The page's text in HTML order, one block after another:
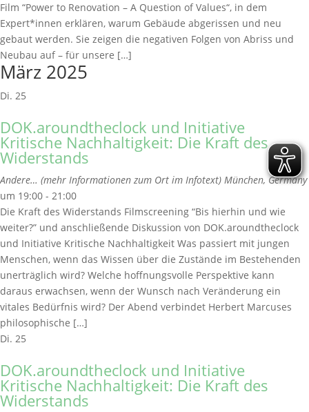
Film “Power to Renovation – A Question of Values“, in dem
Expert*innen erklären, warum Gebäude abgerissen und neu
gebaut werden. Sie zeigen die negativen Folgen von Abriss und
Neubau auf – für unsere […]
März 2025
Di. 25
DOK.aroundtheclock und Initiative
Kritische Nachhaltigkeit: Die Kraft des
Widerstands
Andere… (mehr Informationen zum Ort im Infotext) München, Germany
um 19:00 - 21:00
Die Kraft des Widerstands Filmscreening “Bis hierhin und wie
weiter?” und anschließende Diskussion von DOK.aroundtheclock
und Initiative Kritische Nachhaltigkeit Was passiert mit jungen
Menschen, wenn das Wissen über die Zustände im Bestehenden
unerträglich wird? Welche hoffnungsvolle Perspektive kann
daraus erwachsen, wenn der Wunsch nach Veränderung ein
vitales Bedürfnis wird? Der Abend verbindet Herbert Marcuses
philosophische […]
Di. 25
DOK.aroundtheclock und Initiative
Kritische Nachhaltigkeit: Die Kraft des
Widerstands